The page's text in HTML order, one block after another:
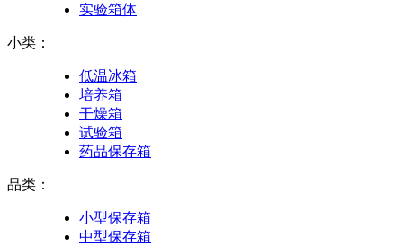
实验箱体
小类：
低温冰箱
培养箱
干燥箱
试验箱
药品保存箱
品类：
小型保存箱
中型保存箱